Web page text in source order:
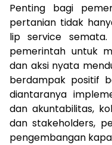
Penting bagi
pertanian tidak
lip service
pemerintah untuk
dan aksi nyata
berdampak positif
diantaranya
dan akuntabilitas,
dan stakeholders,
pengembangan